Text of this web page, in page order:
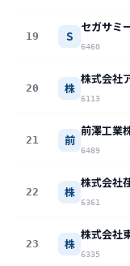
19 S
6460
20 株
株式会社
6113
21 前
前澤工業
6489
22 株
株式会社
6361
23 株
株式会社
6335